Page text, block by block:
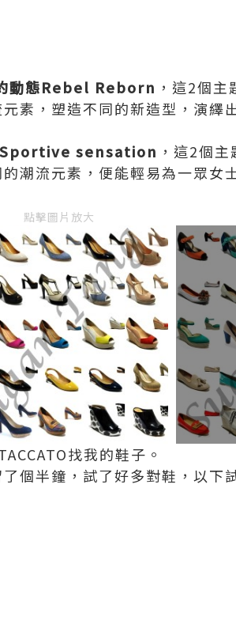
動態Rebel Reborn ，這2個
素，塑造不同的新造型，演繹
Sportive sensation ，這2個
潮流元素，便能輕易為一眾女
點擊圖片放大
找我的鞋子。
個半鐘，試了好多對鞋，以下